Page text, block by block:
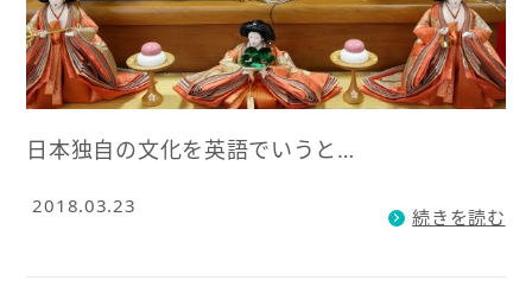
日本独自の文化を英語でいうと…
2018.03.23 続きを読む